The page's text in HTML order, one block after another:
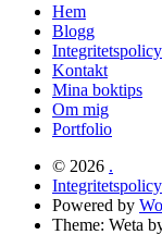
Hem
Blogg
Integritetspolicy
Kontakt
Mina boktips
Om mig
Portfolio
© 2026 .
Integritetspolicy
Powered by
Theme: Weta